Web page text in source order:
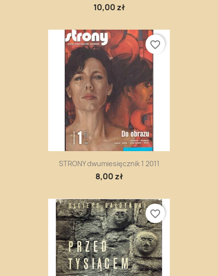
10,00 zł
STRONY dwumiesięcznik 1 2011
8,00 zł
favorite_border
favorite_border